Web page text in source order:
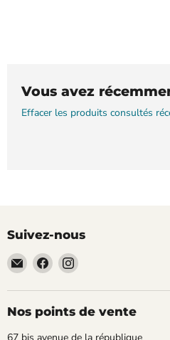
Vous avez
Effacer les produits consultés
Suivez-nous
Email
TECLAB
Trouvez-
nous
sur
Facebook
Trouvez-
sur
Instagram
Nos points de vente